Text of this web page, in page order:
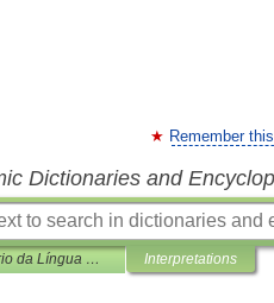
Remember
Dictionaries and
Dicionário da Língua Portuguesa Interpretations